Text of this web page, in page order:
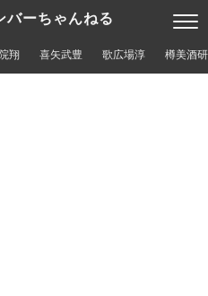
バーちゃんねる
翔 喜矢武豊 歌広場淳 樽美酒